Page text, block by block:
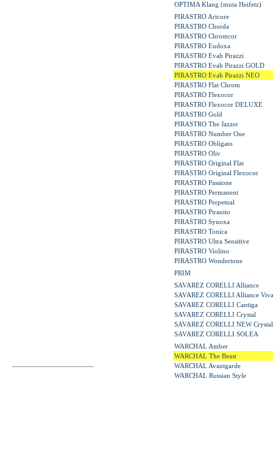
OPTIMA Klang (muta Heifetz)
PIRASTRO Aricore
PIRASTRO Chorda
PIRASTRO Chromcor
PIRASTRO Eudoxa
PIRASTRO Evah Pirazzi
PIRASTRO Evah Pirazzi GOLD
PIRASTRO Evah Pirazzi NEO
PIRASTRO Flat Chrom
PIRASTRO Flexocor
PIRASTRO Flexocor DELUXE
PIRASTRO Gold
PIRASTRO The Jazzer
PIRASTRO Number One
PIRASTRO Obligato
PIRASTRO Oliv
PIRASTRO Original Flat
PIRASTRO Original Flexocor
PIRASTRO Passione
PIRASTRO Permanent
PIRASTRO Perpetual
PIRASTRO Piranito
PIRASTRO Synoxa
PIRASTRO Tonica
PIRASTRO Ultra Sensitive
PIRASTRO Violino
PIRASTRO Wondertone
PRIM
SAVAREZ CORELLI Alliance
SAVAREZ CORELLI Alliance
SAVAREZ CORELLI Cantiga
SAVAREZ CORELLI Crystal
SAVAREZ CORELLI NEW Crystal
SAVAREZ CORELLI SOLEA
WARCHAL Amber
WARCHAL The Beast
WARCHAL Avantgarde
WARCHAL Russian Style